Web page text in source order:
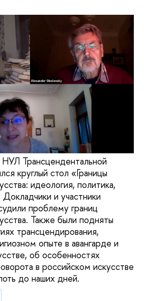
Трансцендентальной
круглый стол «Границы
идеология, политика,
и участники
проблему границ
Также были подняты
трансцендирования,
опыте в авангарде и
об особенностях
в российском искусстве
до наших дней.